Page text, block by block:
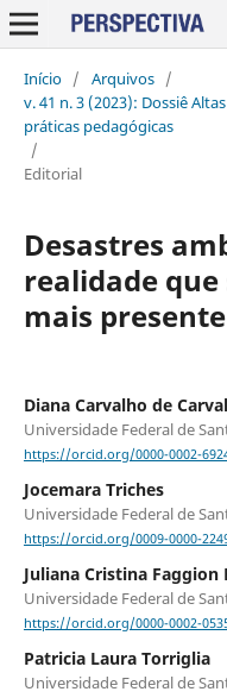
Início / Arquivos /
v. 41 n. 3 (2023): Dossiê
práticas pedagógicas
/
Editorial
Desastres
realidade que
mais presente
Diana Carvalho de
Universidade Federal de
https://orcid.org/0000-0002-
Jocemara Triches
Universidade Federal de
https://orcid.org/0009-0000-
Juliana Cristina Faggion
Universidade Federal de
https://orcid.org/0000-0002-
Patricia Laura Torriglia
Universidade Federal de